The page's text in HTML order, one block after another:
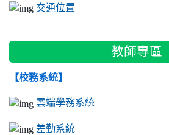
交通位置
教師專區
【校務系統】
雲端學務系統
差勤系統